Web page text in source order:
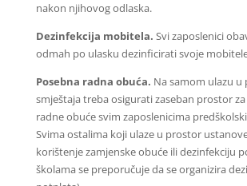
nakon njihovog odlaska.
Dezinfekcija mobitela. Svi zaposlenici
odmah po ulasku dezinficirati svoje
Posebna radna obuća. Na samom ulazu u
smještaja treba osigurati zaseban prostor
radne obuće svim zaposlenicima
Svima ostalima koji ulaze u prostor
korištenje zamjenske obuće ili dezinfekciju
školama se preporučuje da se organizira